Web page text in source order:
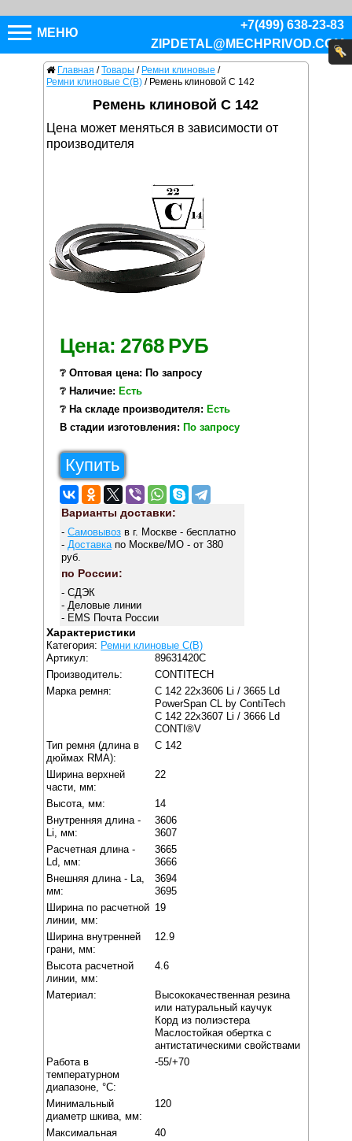
МЕНЮ
+7(499) 638-23-83
ZIPDETAL@MECHPRIVOD.COM
Главная / Товары / Ремни клиновые /
Ремни клиновые C(В) / Ремень клиновой C 142
Ремень клиновой C 142
Цена может меняться в зависимости от
производителя
Цена: 2768 РУБ
❔ Оптовая цена: По запросу
❔ Наличие: Есть
❔ На складе производителя: Есть
В стадии изготовления: По запросу
Купить
Варианты доставки:
- Самовывозв г. Москве - бесплатно
- Доставкапо Москве/МО - от 380
руб.
по России:
- СДЭК
- Деловые линии
- EMS Почта России
Характеристики
Категория: Ремни клиновые C(В)
Артикул:
89631420C
Производитель:
CONTITECH
Марка ремня:
C 142 22x3606 Li / 3665 Ld
PowerSpan CL by ContiTech
C 142 22x3607 Li / 3666 Ld
CONTI®V
Тип ремня (длина в
дюймах RMA):
C 142
Ширина верхней
части, мм:
22
Высота, мм:
14
Внутренняя длина -
Li, мм:
3606
3607
Расчетная длина -
Ld, мм:
3665
3666
Внешняя длина - La,
мм:
3694
3695
Ширина по расчетной
линии, мм:
19
Ширина внутренней
грани, мм:
12.9
Высота расчетной
линии, мм:
4.6
Материал:
Высококачественная резина
или натуральный каучук
Корд из полиэстера
Маслостойкая обертка с
антистатическими свойствами
Работа в
температурном
диапазоне, °C:
-55/+70
Минимальный
диаметр шкива, мм:
120
Максимальная
40